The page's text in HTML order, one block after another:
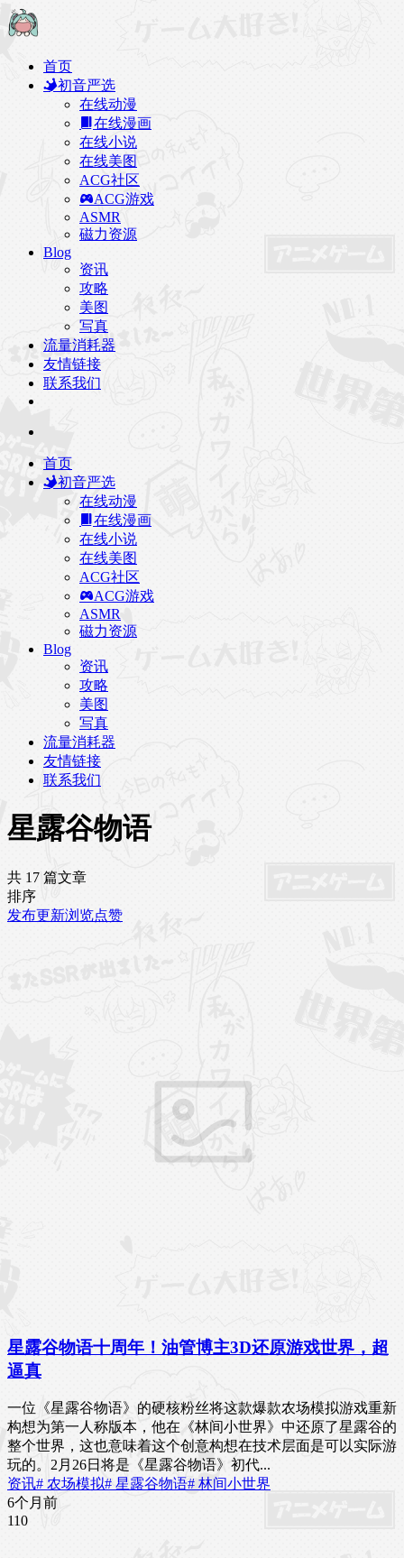
首页
初音严选
在线动漫
在线漫画
在线小说
在线美图
ACG社区
ACG游戏
ASMR
磁力资源
Blog
资讯
攻略
美图
写真
流量消耗器
友情链接
联系我们
首页
初音严选
在线动漫
在线漫画
在线小说
在线美图
ACG社区
ACG游戏
ASMR
磁力资源
Blog
资讯
攻略
美图
写真
流量消耗器
友情链接
联系我们
星露谷物语
共 17 篇文章
排序
发布更新浏览点赞
星露谷物语十周年！油管博主3D还原游戏世界，超
逼真
一位《星露谷物语》的硬核粉丝将这款爆款农场模拟游戏重新
构想为第一人称版本，他在《林间小世界》中还原了星露谷的
整个世界，这也意味着这个创意构想在技术层面是可以实际游
玩的。2月26日将是《星露谷物语》初代...
资讯# 农场模拟# 星露谷物语# 林间小世界
6个月前
110